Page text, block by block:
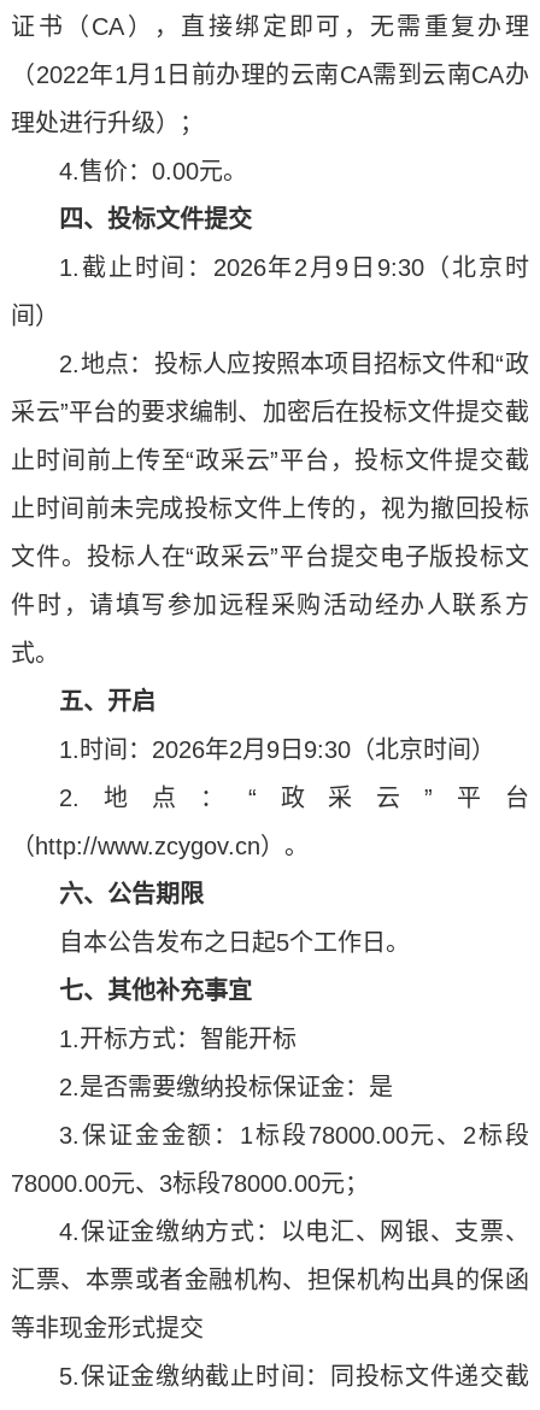
证书（CA），直接绑定即可，无需重复办理
（2022年1月1日前办理的云南CA需到云南CA办
理处进行升级）；
4.售价：0.00元。
四、投标文件提交
1.截止时间：2026年2月9日9:30（北京时
间）
2.地点：投标人应按照本项目招标文件和“政
采云”平台的要求编制、加密后在投标文件提交截
止时间前上传至“政采云”平台，投标文件提交截
止时间前未完成投标文件上传的，视为撤回投标
文件。投标人在“政采云”平台提交电子版投标文
件时，请填写参加远程采购活动经办人联系方
式。
五、开启
1.时间：2026年2月9日9:30（北京时间）
2.地点：“政采云”平台
（http://www.zcygov.cn）。
六、公告期限
自本公告发布之日起5个工作日。
七、其他补充事宜
1.开标方式：智能开标
2.是否需要缴纳投标保证金：是
3.保证金金额：1标段78000.00元、2标段
78000.00元、3标段78000.00元；
4.保证金缴纳方式：以电汇、网银、支票、
汇票、本票或者金融机构、担保机构出具的保函
等非现金形式提交
5.保证金缴纳截止时间：同投标文件递交截